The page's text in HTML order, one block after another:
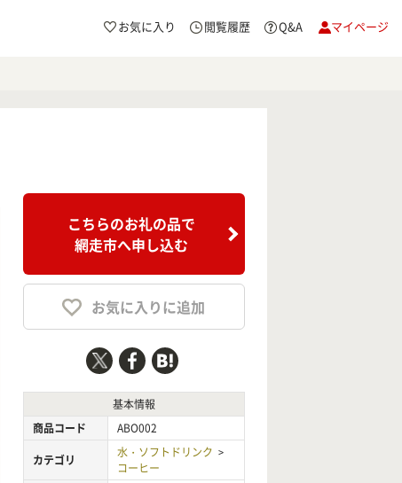
お気に入り 閲覧履歴 Q&A マイページ
こちらのお礼の品で
網走市へ申し込む
お気に入りに追加
基本情報
商品コード
ABO002
カテゴリ
水・ソフトドリンク >
コーヒー